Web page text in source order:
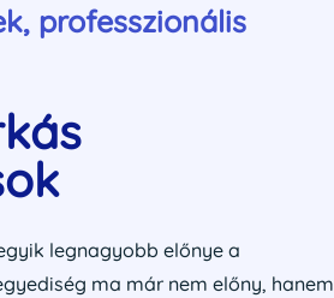
professzionális
legnagyobb előnye a
ma már nem előny, hanem